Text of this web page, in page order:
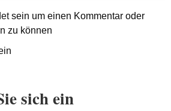
sein um einen Kommentar oder
zu können
sich ein